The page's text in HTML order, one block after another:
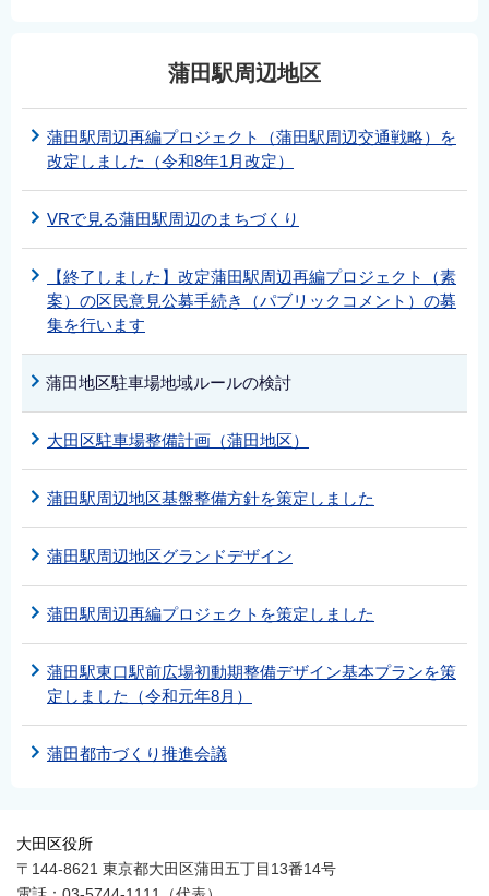
蒲田駅周辺地区
蒲田駅周辺再編プロジェクト（蒲田駅周辺交通戦略）を
改定しました（令和8年1月改定）
VRで見る蒲田駅周辺のまちづくり
【終了しました】改定蒲田駅周辺再編プロジェクト（素
案）の区民意見公募手続き（パブリックコメント）の募
集を行います
蒲田地区駐車場地域ルールの検討
大田区駐車場整備計画（蒲田地区）
蒲田駅周辺地区基盤整備方針を策定しました
蒲田駅周辺地区グランドデザイン
蒲田駅周辺再編プロジェクトを策定しました
蒲田駅東口駅前広場初動期整備デザイン基本プランを策
定しました（令和元年8月）
蒲田都市づくり推進会議
大田区役所
〒144-8621 東京都大田区蒲田五丁目13番14号